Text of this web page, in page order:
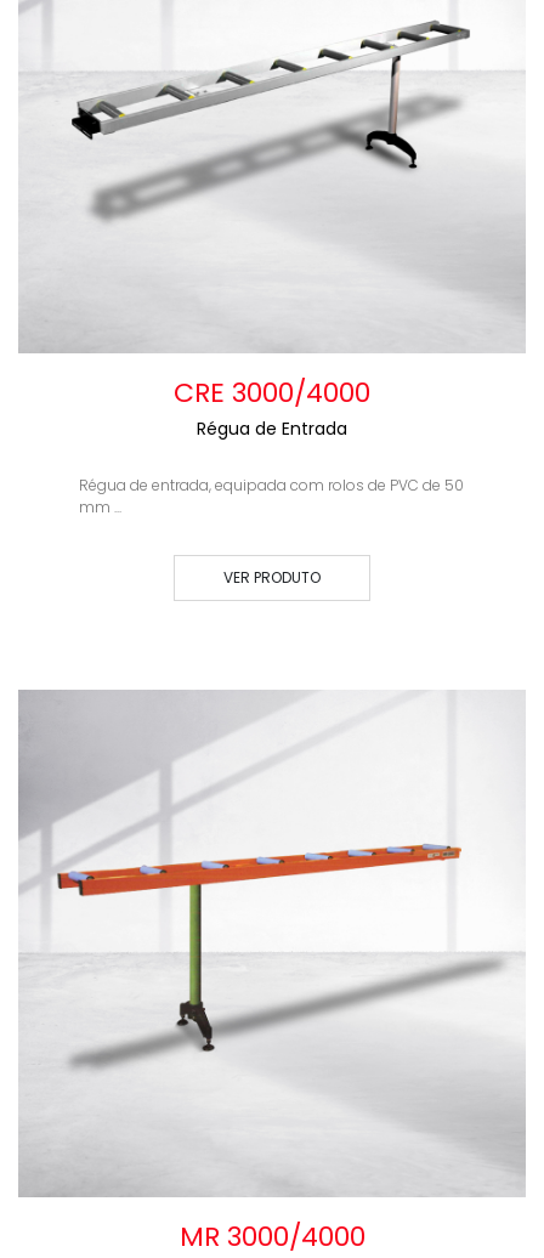
CRE 3000/4000
Régua de Entrada
Régua de entrada, equipada com rolos de PVC de 50
mm ...
VER PRODUTO
MR 3000/4000